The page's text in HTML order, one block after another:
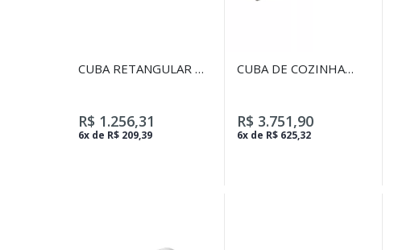
CUBA RETANGULAR DE
R$ 1.256,31
6x de R$ 209,39
CUBA DE COZINHA
INOX
R$ 3.751,90
6x de R$ 625,32